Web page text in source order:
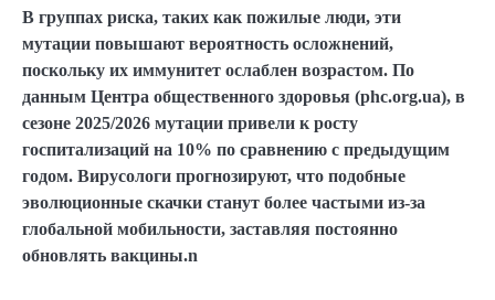
В группах риска, таких как пожилые люди, эти
мутации повышают вероятность осложнений,
поскольку их иммунитет ослаблен возрастом. По
данным Центра общественного здоровья (phc.org.ua), в
сезоне 2025/2026 мутации привели к росту
госпитализаций на 10% по сравнению с предыдущим
годом. Вирусологи прогнозируют, что подобные
эволюционные скачки станут более частыми из-за
глобальной мобильности, заставляя постоянно
обновлять вакцины.n